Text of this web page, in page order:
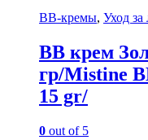
BB-кремы, Уход
BB крем
гр/Mistine
15 gr/
0 out of 5